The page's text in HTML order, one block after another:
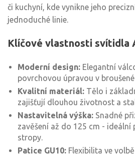
či kuchyní, kde vynikne jeho
jednoduché linie.
Klíčové vlastnosti svítidla
Moderní design: Elegantní
povrchovou úpravou v
Kvalitní materiál: Tělo i
zajišťují dlouhou životnost a
Nastavitelná výška: Snadné
zavěšení až do 125 cm - ideální
stropy.
Patice GU10: Flexibilita ve